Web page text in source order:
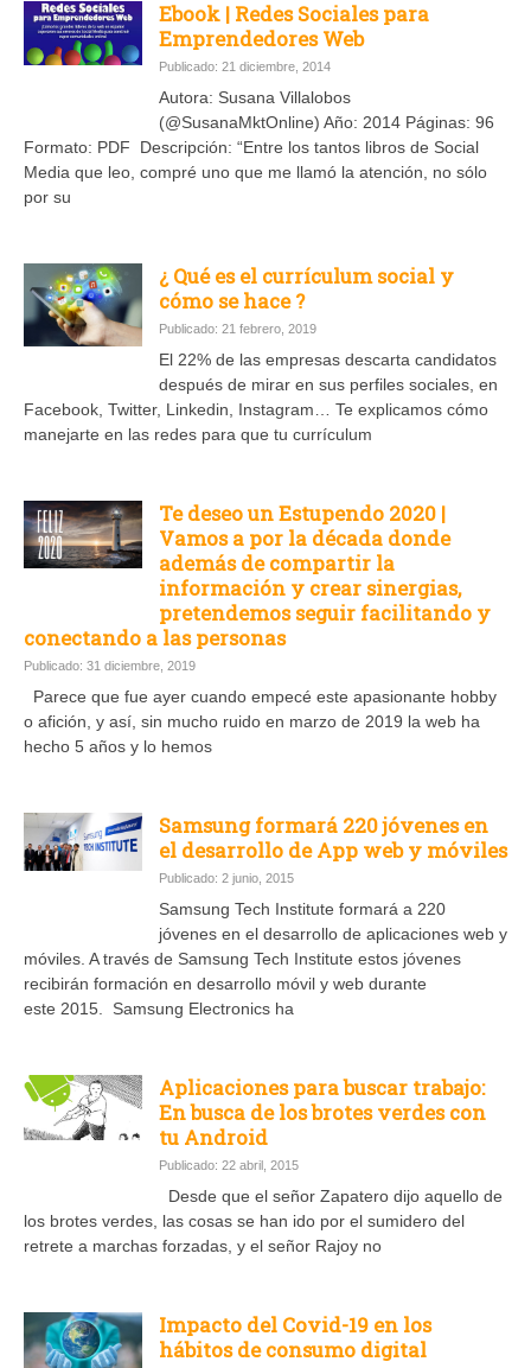
Ebook | Redes Sociales para
Emprendedores Web
Publicado: 21 diciembre, 2014
Autora: Susana Villalobos
(@SusanaMktOnline) Año: 2014 Páginas: 96
Formato: PDF Descripción: “Entre los tantos libros de Social
Media que leo, compré uno que me llamó la atención, no sólo
por su
¿ Qué es el currículum social y
cómo se hace ?
Publicado: 21 febrero, 2019
El 22% de las empresas descarta candidatos
después de mirar en sus perfiles sociales, en
Facebook, Twitter, Linkedin, Instagram… Te explicamos cómo
manejarte en las redes para que tu currículum
Te deseo un Estupendo 2020 |
Vamos a por la década donde
además de compartir la
información y crear sinergias,
pretendemos seguir facilitando y
conectando a las personas
Publicado: 31 diciembre, 2019
Parece que fue ayer cuando empecé este apasionante hobby
o afición, y así, sin mucho ruido en marzo de 2019 la web ha
hecho 5 años y lo hemos
Samsung formará 220 jóvenes en
el desarrollo de App web y móviles
Publicado: 2 junio, 2015
Samsung Tech Institute formará a 220
jóvenes en el desarrollo de aplicaciones web y
móviles. A través de Samsung Tech Institute estos jóvenes
recibirán formación en desarrollo móvil y web durante
este 2015. Samsung Electronics ha
Aplicaciones para buscar trabajo:
En busca de los brotes verdes con
tu Android
Publicado: 22 abril, 2015
Desde que el señor Zapatero dijo aquello de
los brotes verdes, las cosas se han ido por el sumidero del
retrete a marchas forzadas, y el señor Rajoy no
Impacto del Covid-19 en los
hábitos de consumo digital